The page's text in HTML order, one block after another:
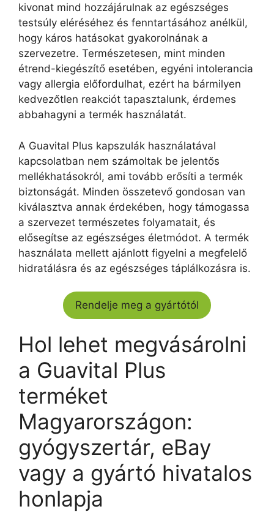
kivonat mind hozzájárulnak az egészséges
testsúly eléréséhez és fenntartásához anélkül,
hogy káros hatásokat gyakorolnának a
szervezetre. Természetesen, mint minden
étrend-kiegészítő esetében, egyéni intolerancia
vagy allergia előfordulhat, ezért ha bármilyen
kedvezőtlen reakciót tapasztalunk, érdemes
abbahagyni a termék használatát.
A Guavital Plus kapszulák használatával
kapcsolatban nem számoltak be jelentős
mellékhatásokról, ami tovább erősíti a termék
biztonságát. Minden összetevő gondosan van
kiválasztva annak érdekében, hogy támogassa
a szervezet természetes folyamatait, és
elősegítse az egészséges életmódot. A termék
használata mellett ajánlott figyelni a megfelelő
hidratálásra és az egészséges táplálkozásra is.
Rendelje meg a gyártótól
Hol lehet megvásárolni
a Guavital Plus
terméket
Magyarországon:
gyógyszertár, eBay
vagy a gyártó hivatalos
honlapja